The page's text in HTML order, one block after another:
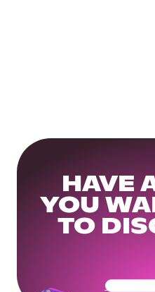
HAVE
YOU
TO
Get Your